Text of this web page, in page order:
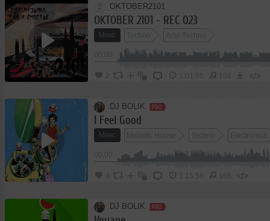
OKTOBER2101
OKTOBER 2101 - REC 023
Микс Techno Acid Techno
2 1:01:55 </>
DJ BOLIK
I Feel Good
Микс Melodic House Techno Electronica
1:15:59 166 </>
DJ BOLIK